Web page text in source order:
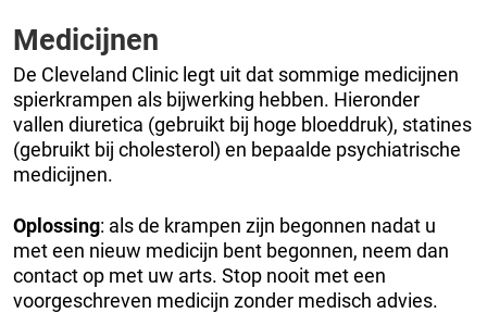
Medicijnen
De Cleveland Clinic legt uit dat sommige medicijnen
spierkrampen als bijwerking hebben. Hieronder
vallen diuretica (gebruikt bij hoge bloeddruk), statines
(gebruikt bij cholesterol) en bepaalde psychiatrische
medicijnen.
Oplossing: als de krampen zijn begonnen nadat u
met een nieuw medicijn bent begonnen, neem dan
contact op met uw arts. Stop nooit met een
voorgeschreven medicijn zonder medisch advies.